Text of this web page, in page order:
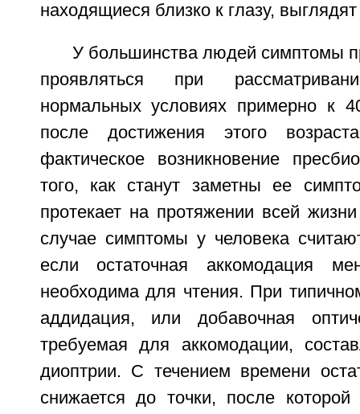
находящиеся близко к глазу,
У большинства людей симптомы
проявляться при
нормальных условиях примерно к
после достижения этого
фактическое возникновение
того, как станут заметны ее
протекает на протяжении всей
случае симптомы у человека
если остаточная аккомодация
необходима для чтения. При
аддидация, или добавочная
требуемая для аккомодации,
диоптрии. С течением времени
снижается до точки, после которой